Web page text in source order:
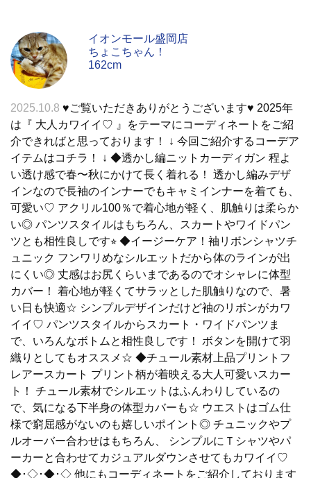
イオンモール盛岡店
ちょこちゃん！
162cm
2025.10.8 ♥︎ご覧いただきありがとうございます♥︎ 2025年
は『 大人カワイイ♡ 』をテーマにコーディネートをご紹
介できればと思っております！ ↓ 今回ご紹介するコーデア
イテムはコチラ！ ↓ ◆透かし編ニットカーディガン 程よ
い透け感で春〜秋にかけて長く着れる！ 透かし編みデザ
インなので長袖のインナーでもキャミインナーを着ても、
可愛い♡ アクリル100％で着心地が軽く、肌触りは柔らか
い◎ パンツスタイルはもちろん、スカートやワイドパン
ツとも相性良しです⭐︎ ◆イージーケア！袖リボンシャツチ
ュニック フンワリめなシルエットだから体のラインが出
にくい◎ 丈感はお尻くらいまであるのでオシャレに体型
カバー！ 着心地が軽くてサラッとした肌触りなので、暑
い日も快適☆ シンプルデザインだけど袖のリボンがカワ
イイ♡ パンツスタイルからスカート・ワイドパンツま
で、いろんなボトムと相性良しです！ ボタンを開けて羽
織りとしてもオススメ☆ ◆チュール素材上品プリントフ
レアースカート プリント柄が着映える大人可愛いスカー
ト！ チュール素材でシルエットはふんわりしているの
で、気になる下半身の体型カバーも☆ ウエストはゴム仕
様で窮屈感がないのも嬉しいポイント◎ チュニックやプ
ルオーバー合わせはもちろん、 シンプルにＴシャツやパ
ーカーと合わせてカジュアルダウンさせてもカワイイ♡
◆･◇･◆･◇ 他にもコーディネートをご紹介しております